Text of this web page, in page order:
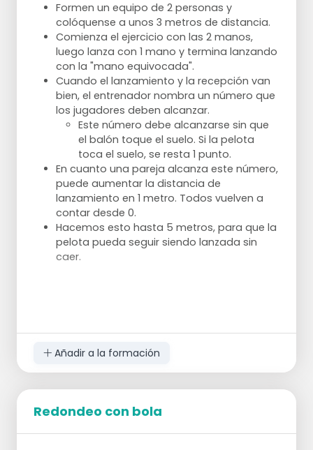
Formen un equipo de 2 personas y
colóquense a unos 3 metros de distancia.
Comienza el ejercicio con las 2 manos,
luego lanza con 1 mano y termina lanzando
con la "mano equivocada".
Cuando el lanzamiento y la recepción van
bien, el entrenador nombra un número que
los jugadores deben alcanzar.
Este número debe alcanzarse sin que
el balón toque el suelo. Si la pelota
toca el suelo, se resta 1 punto.
En cuanto una pareja alcanza este número,
puede aumentar la distancia de
lanzamiento en 1 metro. Todos vuelven a
contar desde 0.
Hacemos esto hasta 5 metros, para que la
pelota pueda seguir siendo lanzada sin
caer.
Añadir a la formación
Redondeo con bola